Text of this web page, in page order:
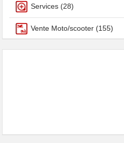
Services (28)
Vente Moto/scooter (155)